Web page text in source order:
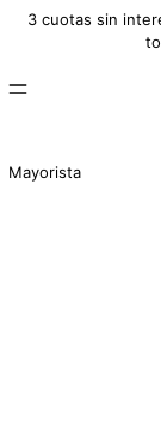
3 cuotas sin
Menú
Mayorista